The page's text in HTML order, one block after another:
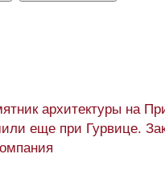
архитектуры на
еще при Гурвице.